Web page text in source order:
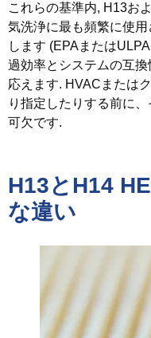
これらの基準内, H13お
気洗浄に最も頻繁に使
します (EPAまたは
過効率とシステムの互
応えます. HVACまたは
り指定したりする前に
可欠です.
H13とH14
な違い